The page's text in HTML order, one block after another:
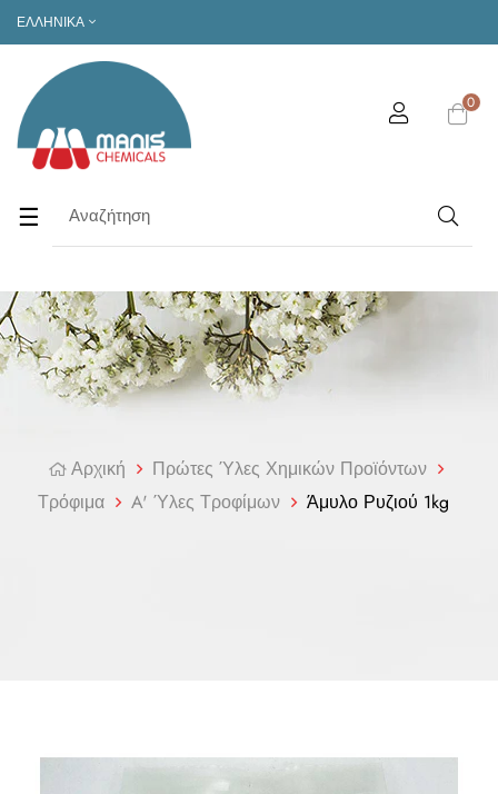
ΕΛΛΗΝΙΚΆ
Toggle
☰
0
Αρχική
Πρώτες Ύλες Χημικών Προϊόντων
Τρόφιμα
A' Ύλες Τροφίμων Άμυλο Ρυζιού 1kg